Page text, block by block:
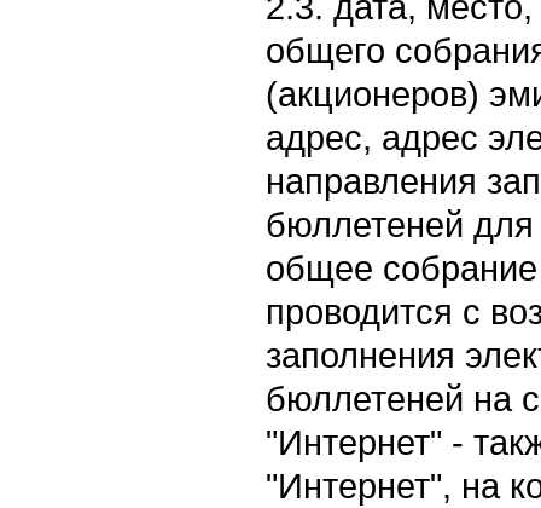
общего
(акционеров)
адрес, адрес
направления
бюллетеней для
общее
проводится с
заполнения
бюллетеней на
"Интернет" -
"Интернет", на